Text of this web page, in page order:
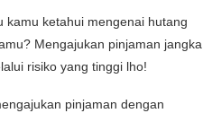
kamu ketahui mengenai hutang
Mengajukan pinjaman jangka
risiko yang tinggi lho!
pinjaman dengan